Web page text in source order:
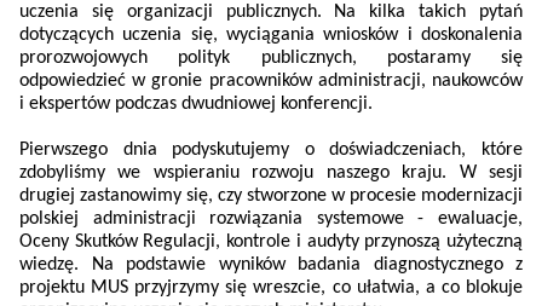
uczenia się organizacji publicznych. Na kilka takich pytań
dotyczących uczenia się, wyciągania wniosków i doskonalenia
prorozwojowych polityk publicznych, postaramy się
odpowiedzieć w gronie pracowników administracji, naukowców
i ekspertów podczas dwudniowej konferencji.
Pierwszego dnia podyskutujemy o doświadczeniach, które
zdobyliśmy we wspieraniu rozwoju naszego kraju. W sesji
drugiej zastanowimy się, czy stworzone w procesie modernizacji
polskiej administracji rozwiązania systemowe - ewaluacje,
Oceny Skutków Regulacji, kontrole i audyty przynoszą użyteczną
wiedzę. Na podstawie wyników badania diagnostycznego z
projektu MUS przyjrzymy się wreszcie, co ułatwia, a co blokuje